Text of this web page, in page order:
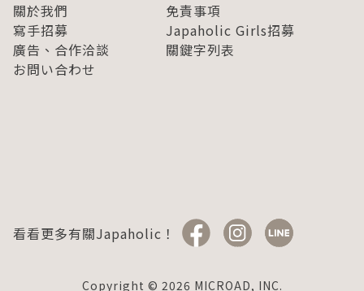
關於我們
免責事項
寫手招募
Japaholic Girls招募
廣告、合作洽談
關鍵字列表
お問い合わせ
看看更多有關Japaholic！
Copyright © 2026 MICROAD, INC.